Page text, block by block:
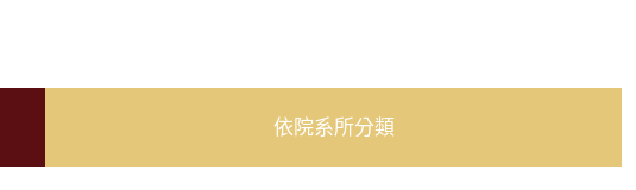
依院系所分類